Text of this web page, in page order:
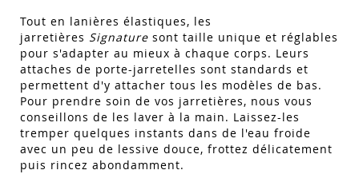
Tout en lanières élastiques, les
jarretières Signature sont taille unique et réglables
pour s'adapter au mieux à chaque corps. Leurs
attaches de porte-jarretelles sont standards et
permettent d'y attacher tous les modèles de bas.
Pour prendre soin de vos jarretières, nous vous
conseillons de les laver à la main. Laissez-les
tremper quelques instants dans de l'eau froide
avec un peu de lessive douce, frottez délicatement
puis rincez abondamment.